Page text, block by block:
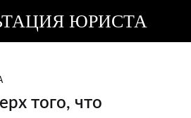
ЮРИСТА
того, что